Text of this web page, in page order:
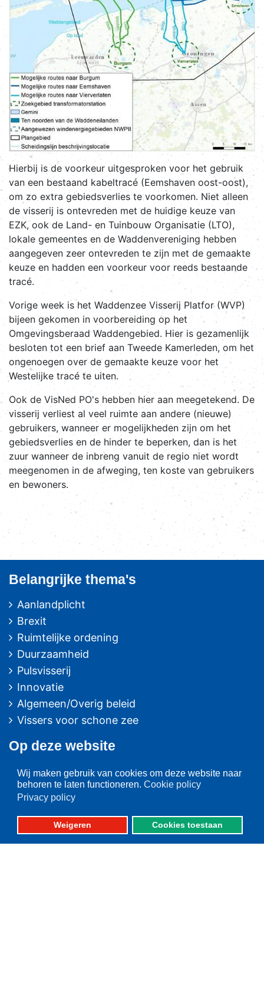
Wij maken gebruik van cookies om deze website naar
behoren te laten functioneren. Cookie policy
Privacy policy
Weigeren Cookies toestaan
Hierbij is de voorkeur uitgesproken voor het gebruik
van een bestaand kabeltracé (Eemshaven oost-oost),
om zo extra gebiedsverlies te voorkomen. Niet alleen
de visserij is ontevreden met de huidige keuze van
EZK, ook de Land- en Tuinbouw Organisatie (LTO),
lokale gemeentes en de Waddenvereniging hebben
aangegeven zeer ontevreden te zijn met de gemaakte
keuze en hadden een voorkeur voor reeds bestaande
tracé.
Vorige week is het Waddenzee Visserij Platfor (WVP)
bijeen gekomen in voorbereiding op het
Omgevingsberaad Waddengebied. Hier is gezamenlijk
besloten tot een brief aan Tweede Kamerleden, om het
ongenoegen over de gemaakte keuze voor het
Westelijke tracé te uiten.
Ook de VisNed PO's hebben hier aan meegetekend. De
visserij verliest al veel ruimte aan andere (nieuwe)
gebruikers, wanneer er mogelijkheden zijn om het
gebiedsverlies en de hinder te beperken, dan is het
zuur wanneer de inbreng vanuit de regio niet wordt
meegenomen in de afweging, ten koste van gebruikers
en bewoners.
Belangrijke thema's
Aanlandplicht
Brexit
Ruimtelijke ordening
Duurzaamheid
Pulsvisserij
Innovatie
Algemeen/Overig beleid
Vissers voor schone zee
Op deze website
Over VisNed
PO's
Vertegenwoordiging
Contact
Nieuwsarchief